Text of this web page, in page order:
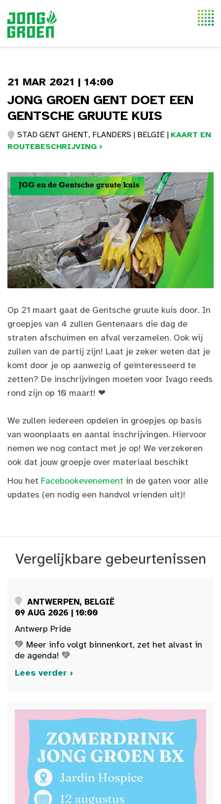
21 MAR 2021 | 14:00
JONG GROEN GENT DOET EEN
GENTSCHE GRUUTE KUIS
STAD GENT GHENT, FLANDERS | BELGIË | KAART EN
ROUTEBESCHRIJVING ›
Op 21 maart gaat de Gentsche gruute kuis door. In
groepjes van 4 zullen Gentenaars die dag de
straten afschuimen en afval verzamelen. Ook wij
zullen van de partij zijn! Laat je zeker weten dat je
komt door je op aanwezig of geïnteresseerd te
zetten? De inschrijvingen moeten voor Ivago reeds
rond zijn op 10 maart! ❤
We zullen iedereen opdelen in groepjes op basis
van woonplaats en aantal inschrijvingen. Hiervoor
nemen we nog contact met je op! We verzekeren
ook dat jouw groepje over materiaal beschikt
Hou het Facebookevenement in de gaten voor alle
updates (en nodig een handvol vrienden uit)!
Vergelijkbare gebeurtenissen
ANTWERPEN, BELGIË
09 AUG 2026 | 10:00
Antwerp Pride
💚 Meer info volgt binnenkort, zet het alvast in
de agenda! 💚
Lees verder ›